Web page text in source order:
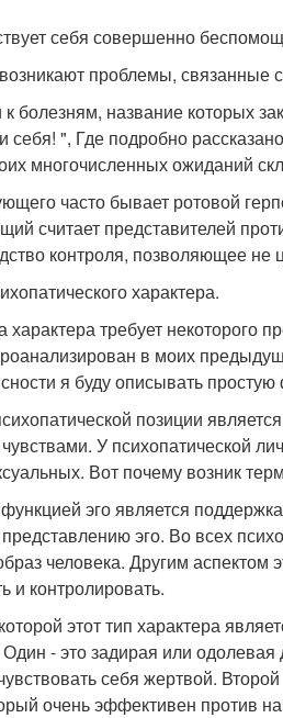
себя совершенно
проблемы, связанные
болезням, название которых
себя! ", Где подробно
многочисленных ожиданий
часто бывает ротовой
считает представителей
контроля, позволяющее не
характера.
характера требует
в моих
я буду описывать
позиции
У психопатической
Вот почему возник
эго является
эго. Во всех
человека. Другим аспектом
и контролировать.
этот тип характера
- это задирая или одолевая
себя жертвой.
очень эффективен против